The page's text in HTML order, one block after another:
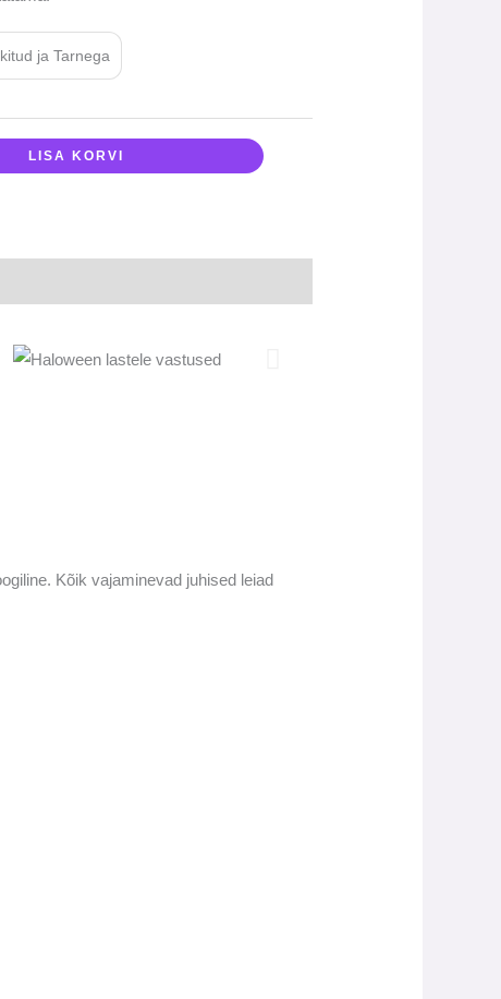
ja Tarnega
LISA KORVI
Kõik vajaminevad juhised leiad